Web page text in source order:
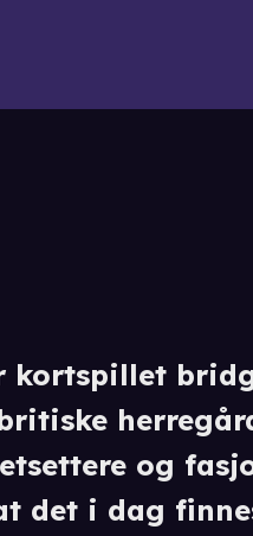
kortspillet
og
det i dag